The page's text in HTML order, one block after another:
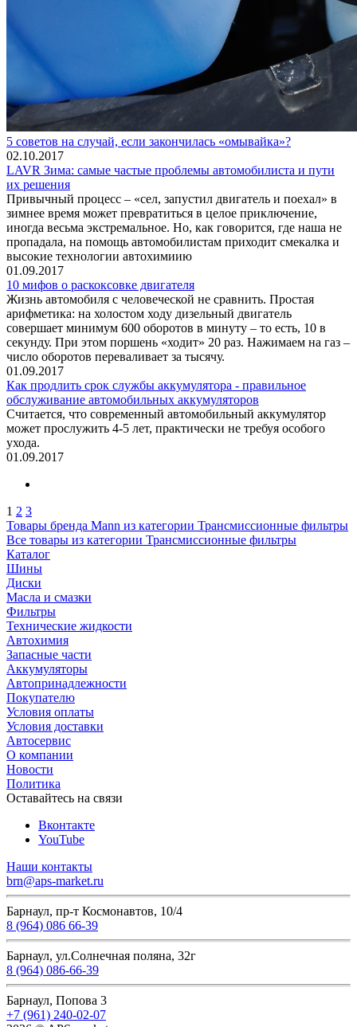
5 советов на случай, если закончилась «омывайка»?
02.10.2017
LAVR Зима: самые частые проблемы автомобилиста и пути
их решения
Привычный процесс – «сел, запустил двигатель и поехал» в
зимнее время может превратиться в целое приключение,
иногда весьма экстремальное. Но, как говорится, где наша не
пропадала, на помощь автомобилистам приходит смекалка и
высокие технологии автохимиию
01.09.2017
10 мифов о раскоксовке двигателя
Жизнь автомобиля с человеческой не сравнить. Простая
арифметика: на холостом ходу дизельный двигатель
совершает минимум 600 оборотов в минуту – то есть, 10 в
секунду. При этом поршень «ходит» 20 раз. Нажимаем на газ –
число оборотов переваливает за тысячу.
01.09.2017
Как продлить срок службы аккумулятора - правильное
обслуживание автомобильных аккумуляторов
Считается, что современный автомобильный аккумулятор
может прослужить 4-5 лет, практически не требуя особого
ухода.
01.09.2017
1 2 3
Товары бренда Mann из категории Трансмиссионные фильтры
Все товары из категории Трансмиссионные фильтры
Каталог
Шины
Диски
Масла и смазки
Фильтры
Технические жидкости
Автохимия
Запасные части
Аккумуляторы
Автопринадлежности
Покупателю
Условия оплаты
Условия доставки
Автосервис
О компании
Новости
Политика
Оставайтесь на связи
Вконтакте
YouTube
Наши контакты
brn@aps-market.ru
Барнаул, пр-т Космонавтов, 10/4
8 (964) 086 66-39
Барнаул, ул.Солнечная поляна, 32г
8 (964) 086-66-39
Барнаул, Попова 3
+7 (961) 240-02-07